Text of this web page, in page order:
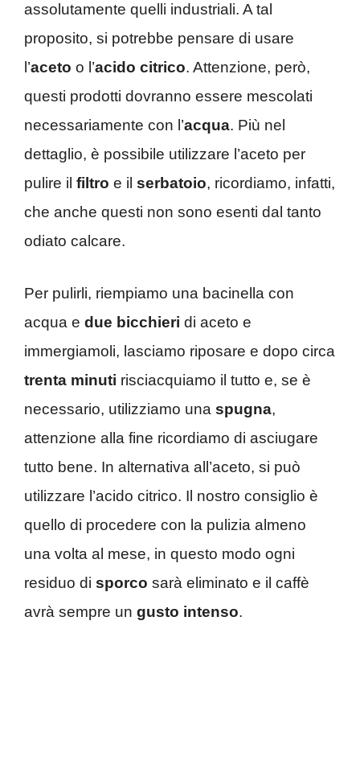
assolutamente quelli industriali. A tal
proposito, si potrebbe pensare di usare
l’aceto o l’acido citrico. Attenzione, però,
questi prodotti dovranno essere mescolati
necessariamente con l’acqua. Più nel
dettaglio, è possibile utilizzare l’aceto per
pulire il filtro e il serbatoio, ricordiamo, infatti,
che anche questi non sono esenti dal tanto
odiato calcare.
Per pulirli, riempiamo una bacinella con
acqua e due bicchieri di aceto e
immergiamoli, lasciamo riposare e dopo circa
trenta minuti risciacquiamo il tutto e, se è
necessario, utilizziamo una spugna,
attenzione alla fine ricordiamo di asciugare
tutto bene. In alternativa all’aceto, si può
utilizzare l’acido citrico. Il nostro consiglio è
quello di procedere con la pulizia almeno
una volta al mese, in questo modo ogni
residuo di sporco sarà eliminato e il caffè
avrà sempre un gusto intenso.